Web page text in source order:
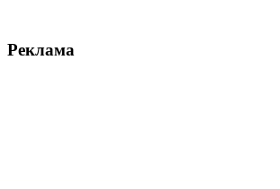
Реклама